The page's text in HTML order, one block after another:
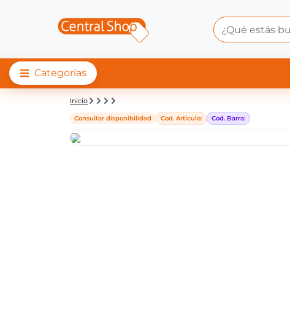
Categorías
Detalle de producto |
Inicio
Consultar disponibilidad Cod. Articulo: Cod. Barra: